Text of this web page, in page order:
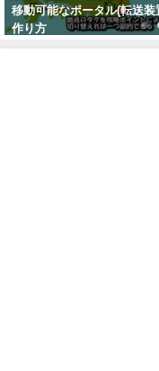
移動可能なポータル(転送装
作り方